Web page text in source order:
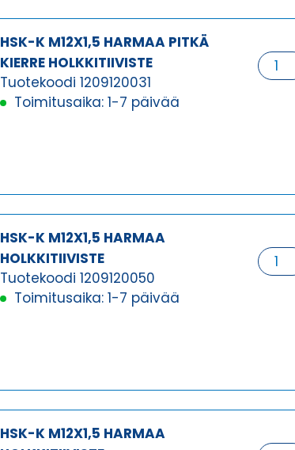
HSK-K M12X1,5 HARMAA PITKÄ
KIERRE HOLKKITIIVISTE
Tuotekoodi 1209120031
Toimitusaika: 1-7 päivää
HSK-
K
HSK-K M12X1,5 HARMAA
HOLKKITIIVISTE
Tuotekoodi 1209120050
Toimitusaika: 1-7 päivää
HSK-
K
HSK-K M12X1,5 HARMAA